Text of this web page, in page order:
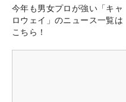
今年も男女プロが強い「キャ
ロウェイ」のニュース一覧は
こちら！